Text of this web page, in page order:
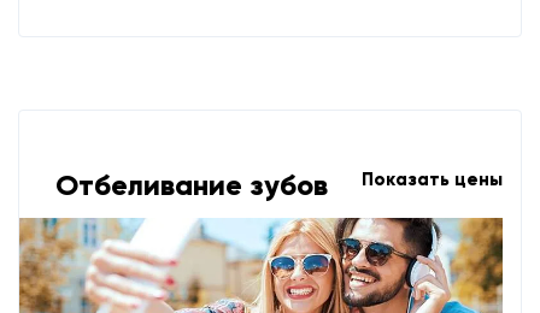
Отбеливание зубов Показать цены